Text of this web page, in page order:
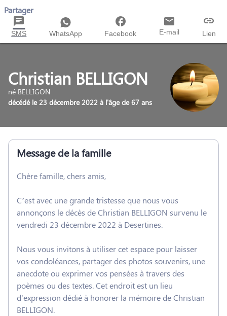
Partager
SMS WhatsApp Facebook E-mail Lien
Christian BELLIGON
né BELLIGON
décédé le 23 décembre 2022 à l'âge de 67 ans
Message de la famille
Chère famille, chers amis,
C’est avec une grande tristesse que nous vous
annonçons le décès de Christian BELLIGON survenu le
vendredi 23 décembre 2022 à Desertines.
Nous vous invitons à utiliser cet espace pour laisser
vos condoléances, partager des photos souvenirs, une
anecdote ou exprimer vos pensées à travers des
poèmes ou des textes. Cet endroit est un lieu
d'expression dédié à honorer la mémoire de Christian
BELLIGON.